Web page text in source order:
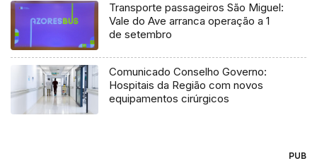
Transporte passageiros São Miguel:
Vale do Ave arranca operação a 1
de setembro
Comunicado Conselho Governo:
Hospitais da Região com novos
equipamentos cirúrgicos
PUB